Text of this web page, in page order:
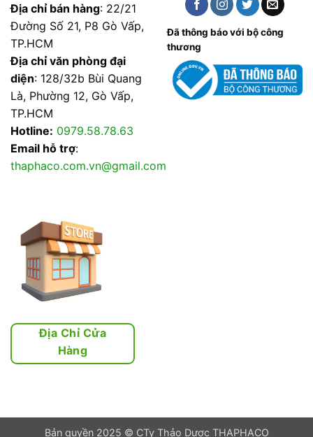
Địa chỉ bán hàng: 22/21
Đường Số 21, P8 Gò Vấp,
TP.HCM
Địa chỉ văn phòng đại
diện: 128/32b Bùi Quang
Là, Phường 12, Gò Vấp,
TP.HCM
Hotline: 0979.58.78.63
Email hỗ trợ:
thaphaco.com.vn@gmail.com
Đã thông báo với bộ công
thương
Địa Chỉ Cửa
Hàng
Bản quyền 2025 © CTy Thảo Dược THAPHACO